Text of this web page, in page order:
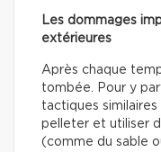
Les dommages
extérieures
Après chaque
tombée. Pour y
tactiques similaires
pelleter et utiliser
(comme du sable